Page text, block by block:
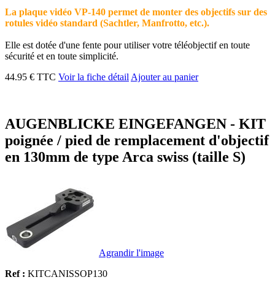
La plaque vidéo VP-140 permet de monter des objectifs sur des
rotules vidéo standard (Sachtler, Manfrotto, etc.).
Elle est dotée d'une fente pour utiliser votre téléobjectif en toute
sécurité et en toute simplicité.
44.95 € TTC Voir la fiche détail Ajouter au panier
AUGENBLICKE EINGEFANGEN - KIT
poignée / pied de remplacement d'objectif
en 130mm de type Arca swiss (taille S)
Agrandir l'image
Ref : KITCANISSOP130